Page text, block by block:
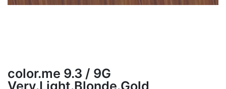
color.me 9.3 / 9G
Very.Light.Blonde.Gold